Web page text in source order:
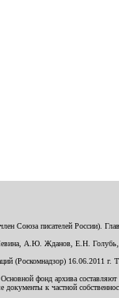
Союза писателей России).
Левина, А.Ю. Жданов, Е.Н.
(Роскомнадзор) 16.06.2011 г.
фонд архива
к частной